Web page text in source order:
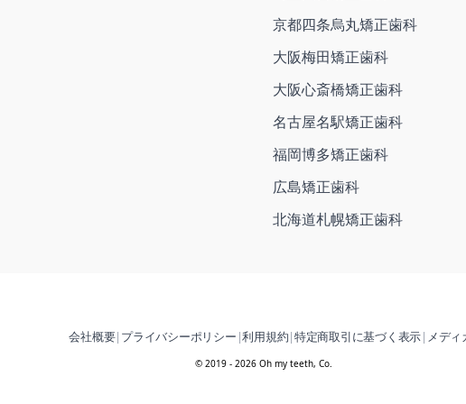
京都四条烏丸矯正歯科
大阪梅田矯正歯科
大阪心斎橋矯正歯科
名古屋名駅矯正歯科
福岡博多矯正歯科
広島矯正歯科
北海道札幌矯正歯科
会社概要| プライバシーポリシー |利用規約|特定商取引に基づく表示| メディ
© 2019 - 2026 Oh my teeth, Co.